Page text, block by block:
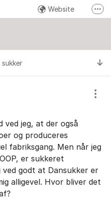
Website
Send en reklamationVis/
ved jeg, at der også
og produceres
fabriksgang. Men når jeg
er sukkeret
godt at Dansukker er
alligevel. Hvor bliver det